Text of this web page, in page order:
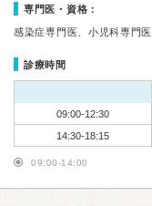
専門医・資格：
感染症専門医、小児科専門医
診療時間
09:00-12:30
14:30-18:15
09:00-14:00